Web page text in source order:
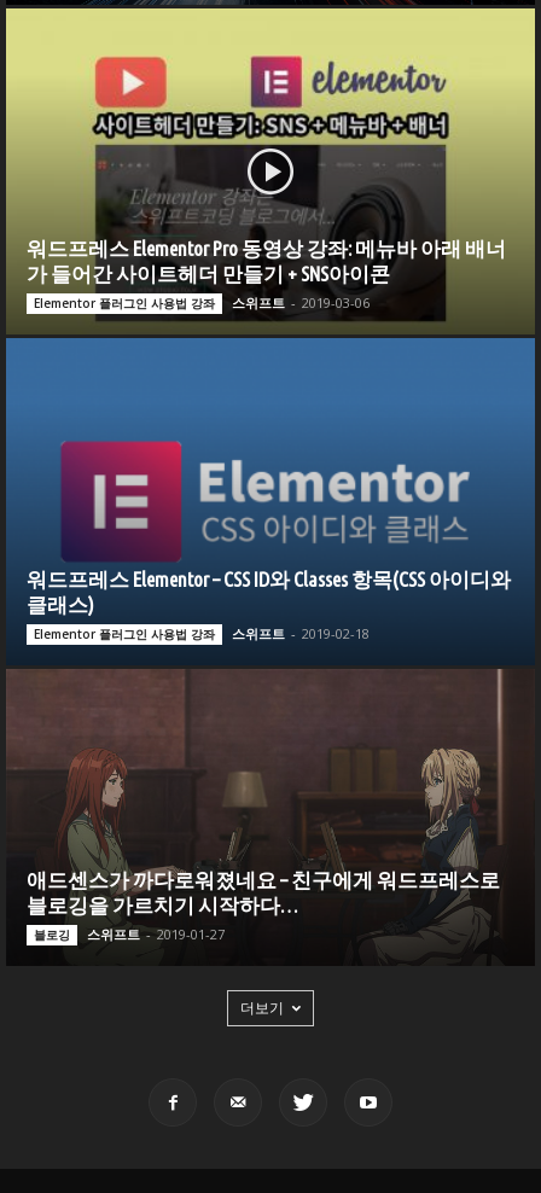
워드프레스 Elementor Pro 동영상 강좌: 메뉴바 아래 배너
가 들어간 사이트헤더 만들기 + SNS아이콘
Elementor 플러그인 사용법 강좌 스위프트 - 2019-03-06
워드프레스 Elementor – CSS ID와 Classes 항목(CSS 아이디와
클래스)
Elementor 플러그인 사용법 강좌 스위프트 - 2019-02-18
애드센스가 까다로워졌네요 – 친구에게 워드프레스로
블로깅을 가르치기 시작하다…
블로깅 스위프트 - 2019-01-27
더보기